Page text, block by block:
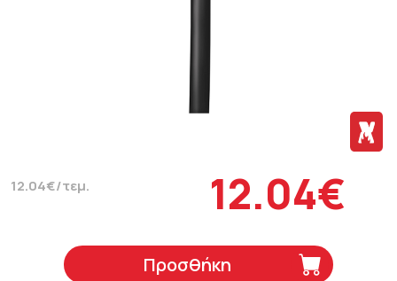
12.04€/τεμ. 12.04€
Προσθήκη